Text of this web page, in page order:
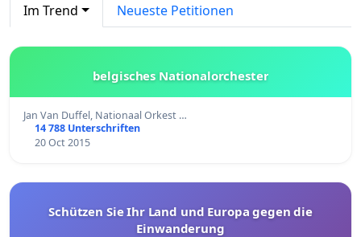
Im Trend Neueste Petitionen
belgisches Nationalorchester
Jan Van Duffel, Nationaal Orkest …
14 788 Unterschriften
20 Oct 2015
Schützen Sie Ihr Land und Europa gegen die
Einwanderung